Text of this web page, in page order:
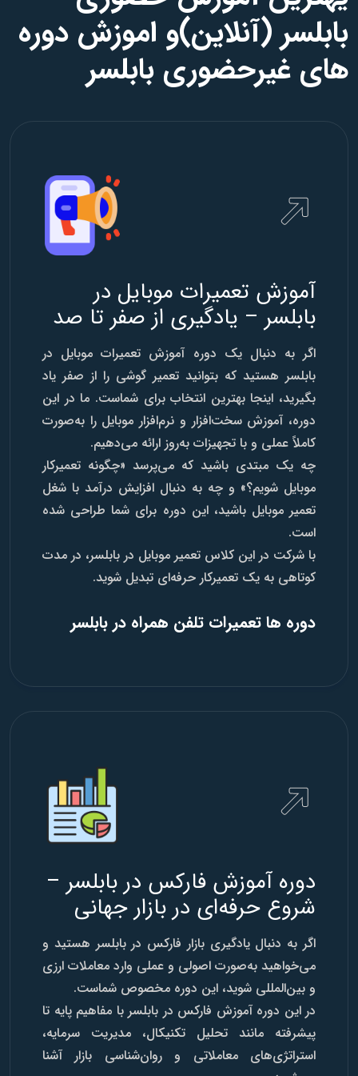
بابلسر (آنلاین)و اموزش دوره
های غیرحضوری بابلسر
آموزش تعمیرات موبایل در
بابلسر – یادگیری از صفر تا صد
اگر به دنبال یک دوره آموزش تعمیرات موبایل در
بابلسر هستید که بتوانید تعمیر گوشی را از صفر یاد
بگیرید، اینجا بهترین انتخاب برای شماست. ما در این
دوره، آموزش سخت‌افزار و نرم‌افزار موبایل را به‌صورت
کاملاً عملی و با تجهیزات به‌روز ارائه می‌دهیم.
چه یک مبتدی باشید که می‌پرسد «چگونه تعمیرکار
موبایل شویم؟» و چه به دنبال افزایش درآمد با شغل
تعمیر موبایل باشید، این دوره برای شما طراحی شده
است.
با شرکت در این کلاس تعمیر موبایل در بابلسر، در مدت
کوتاهی به یک تعمیرکار حرفه‌ای تبدیل شوید.
دوره ها تعمیرات تلفن همراه در بابلسر
دوره آموزش فارکس در بابلسر –
شروع حرفه‌ای در بازار جهانی
اگر به دنبال یادگیری بازار فارکس در بابلسر هستید و
می‌خواهید به‌صورت اصولی و عملی وارد معاملات ارزی
و بین‌المللی شوید، این دوره مخصوص شماست.
در این دوره آموزش فارکس در بابلسر با مفاهیم پایه تا
پیشرفته مانند تحلیل تکنیکال، مدیریت سرمایه،
استراتژی‌های معاملاتی و روان‌شناسی بازار آشنا